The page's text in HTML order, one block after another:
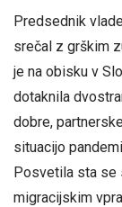
Predsednik
srečal z grškim
je na obisku v
dotaknila
dobre,
situacijo
Posvetila sta se
migracijskim